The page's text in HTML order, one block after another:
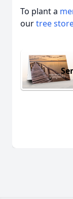
To plant a
ourtree